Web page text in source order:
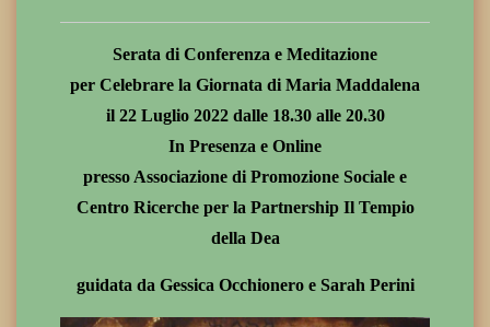
Serata di Conferenza e Meditazione
per Celebrare la Giornata di Maria Maddalena
il 22 Luglio 2022 dalle 18.30 alle 20.30
In Presenza e Online
presso Associazione di Promozione Sociale e
Centro Ricerche per la Partnership Il Tempio
della Dea
guidata da Gessica Occhionero e Sarah Perini